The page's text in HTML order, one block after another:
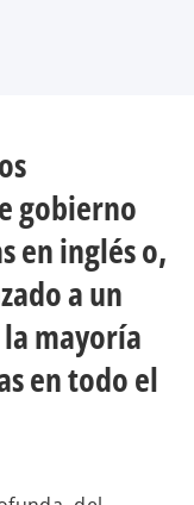
gobierno
en inglés o,
a un
mayoría
en todo el